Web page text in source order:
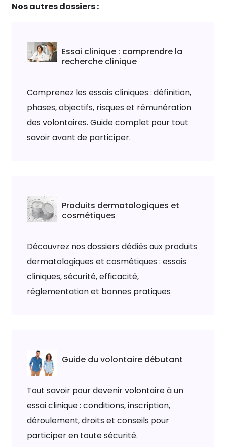
Nos autres dossiers :
Essai clinique : comprendre la
recherche clinique
Comprenez les essais cliniques : définition,
phases, objectifs, risques et rémunération
des volontaires. Guide complet pour tout
savoir avant de participer.
Produits dermatologiques et
cosmétiques
Découvrez nos dossiers dédiés aux produits
dermatologiques et cosmétiques : essais
cliniques, sécurité, efficacité,
réglementation et bonnes pratiques
Guide du volontaire débutant
Tout savoir pour devenir volontaire à un
essai clinique : conditions, inscription,
déroulement, droits et conseils pour
participer en toute sécurité.